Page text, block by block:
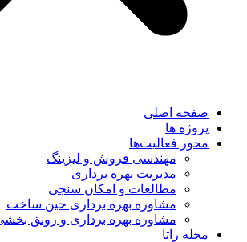
صفحه اصلی
پروژه ها
محور فعالیت‌‌ها
مهندسی فروش و لیزینگ
مدیریت بهره برداری
مطالعات و امکان سنجی
مشاوره بهره برداری حین ساخت
مشاوره بهره برداری و رونق
مجله راتا